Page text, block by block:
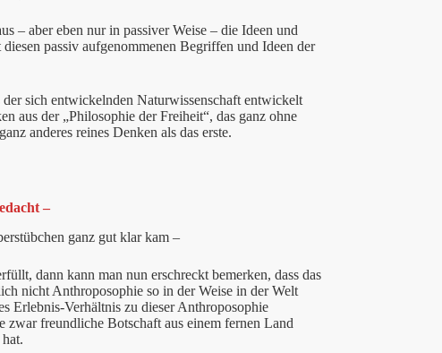
– aber eben nur in passiver Weise – die Ideen und
passiv aufgenommenen Begriffen und Ideen der
sich entwickelnden Naturwissenschaft entwickelt
aus der „Philosophie der Freiheit“, das ganz ohne
anderes reines Denken als das erste.
–
ganz gut klar kam –
dann kann man nun erschreckt bemerken, dass das
nicht Anthroposophie so in der Weise in der Welt
Erlebnis-Verhältnis zu dieser Anthroposophie
zwar freundliche Botschaft aus einem fernen Land